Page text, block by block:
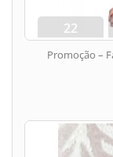
22
dias
Promoção –